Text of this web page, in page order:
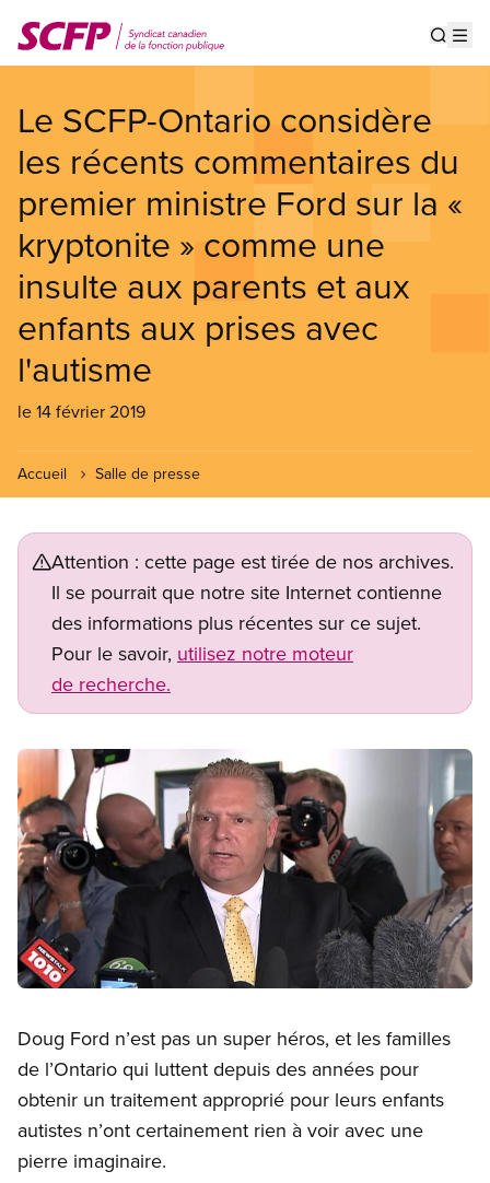
au
contenu
Le SCFP-Ontario considère
les récents commentaires du
premier ministre Ford sur la «
kryptonite » comme une
insulte aux parents et aux
enfants aux prises avec
l'autisme
le 14 février 2019
Accueil Salle de presse
Attention : cette page est tirée de nos archives.
Il se pourrait que notre site Internet contienne
des informations plus récentes sur ce sujet.
Pour le savoir, utilisez notre moteur
de recherche.
Image
Doug Ford n’est pas un super héros, et les familles
de l’Ontario qui luttent depuis des années pour
obtenir un traitement approprié pour leurs enfants
autistes n’ont certainement rien à voir avec une
pierre imaginaire.